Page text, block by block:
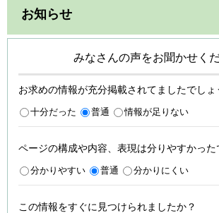
お知らせ
みなさんの声をお聞かせく
お求めの情報が充分掲載されてましたでしょ
十分だった 普通 情報が足りない
ページの構成や内容、表現は分りやすかった
分かりやすい 普通 分かりにくい
この情報をすぐに見つけられましたか？